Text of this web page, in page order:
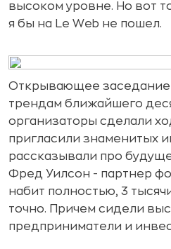
высоком уровне. Но вот
я бы на Le Web не пошел.
Открывающее
трендам ближайшего
организаторы сделали
пригласили знаменитых
рассказывали про
Фред Уилсон - партнер
набит полностью, 3
точно. Причем сидели
предприниматели и